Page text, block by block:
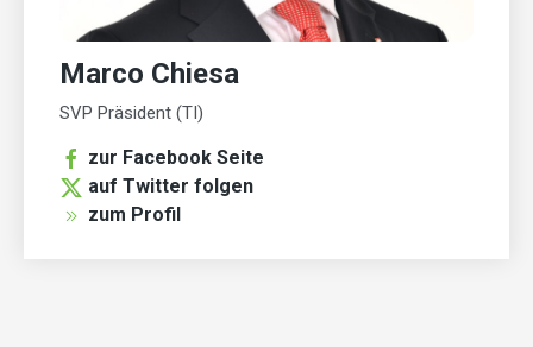
Marco Chiesa
SVP Präsident (TI)
zur Facebook Seite
auf Twitter folgen
zum Profil